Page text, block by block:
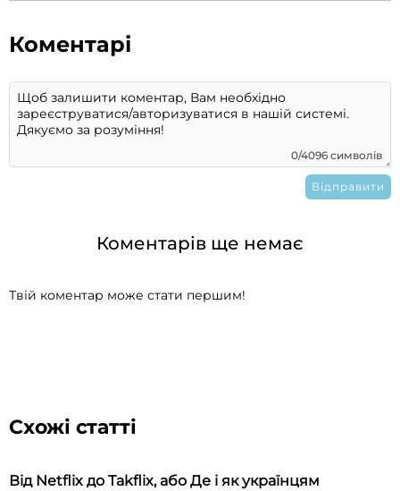
Коментарі
0/4096 символів
Коментарів ще немає
Твій коментар може стати першим!
Схожі статті
Від Netflix до Takflix, або Де і як українцям